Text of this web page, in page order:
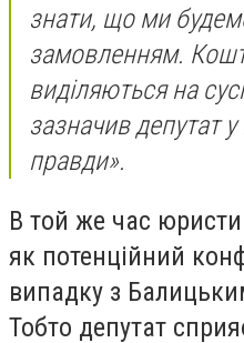
знати, що ми
замовленням.
виділяються на
зазначив депутат
правди».
В той же час юристи
як потенційний
випадку з
Тобто депутат